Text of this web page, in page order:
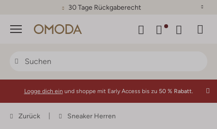
30 Tage Rückgaberecht
Menü
Logge dich ein und shoppe mit Early Access bis zu 50 % Rabatt.
Zurück Sneaker Herren